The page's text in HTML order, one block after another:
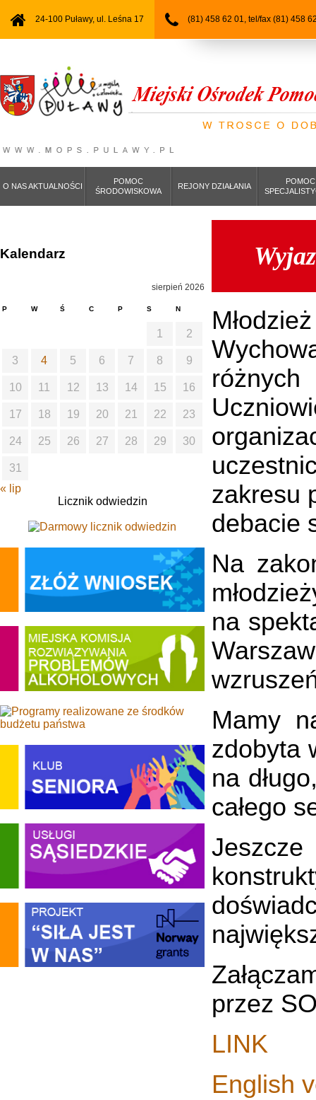
24-100 Puławy, ul. Leśna 17 (81) 458 62 01, tel/fax (81) 458
O NAS AKTUALNOŚCI
POMOC
ŚRODOWISKOWA
REJONY DZIAŁANIA
POMOC
zakresu
debacie
Na
na
Mamy
zdobyta
na
całego
przez
LINK
English
Kalendarz
sierpień 2026
P W Ś C P S N
1 2
3 4 5 6 7 8 9
10 11 12 13 14 15 16
17 18 19 20 21 22 23
24 25 26 27 28 29 30
31
« lip
Licznik odwiedzin